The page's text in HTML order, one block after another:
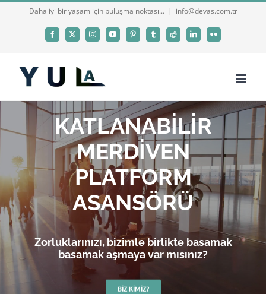
Daha iyi bir yaşam için buluşma noktası... | info@devas.com.tr
Facebook
X InstagramYouTubePinterestTumblrReddit LinkedInFlickr
KATLANABİLİR
MERDİVEN
PLATFORM
ASANSÖRÜ
Zorluklarınızı, bizimle birlikte basamak
basamak aşmaya var mısınız?
BIZ KIMIZ?